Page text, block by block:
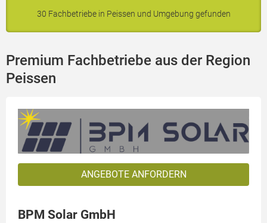
30 Fachbetriebe in Peissen und Umgebung gefunden
Premium Fachbetriebe aus der Region
Peissen
ANGEBOTE ANFORDERN
BPM Solar GmbH